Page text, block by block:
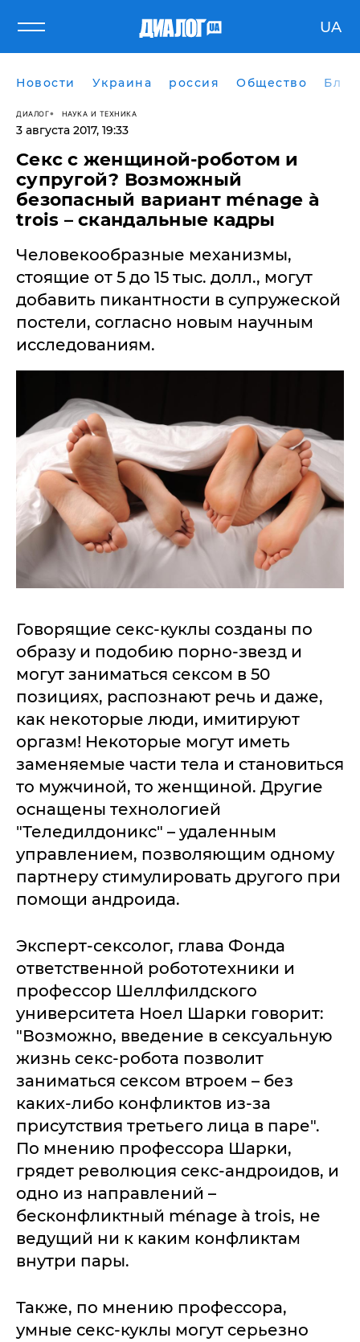
UA
Новости Украина россия Общество
ДИАЛОГ НАУКА И ТЕХНИКА
3 августа 2017, 19:33
Секс с женщиной-роботом и
супругой? Возможный
безопасный вариант ménage à
trois – скандальные кадры
Человекообразные механизмы,
стоящие от 5 до 15 тыс. долл., могут
добавить пикантности в супружеской
постели, согласно новым научным
исследованиям.
Говорящие секс-куклы созданы по
образу и подобию порно-звезд и
могут заниматься сексом в 50
позициях, распознают речь и даже,
как некоторые люди, имитируют
оргазм! Некоторые могут иметь
заменяемые части тела и становиться
то мужчиной, то женщиной. Другие
оснащены технологией
"Теледилдоникс" – удаленным
управлением, позволяющим одному
партнеру стимулировать другого при
помощи андроида.
Эксперт-сексолог, глава Фонда
ответственной робототехники и
профессор Шеллфилдского
университета Ноел Шарки говорит:
"Возможно, введение в сексуальную
жизнь секс-робота позволит
заниматься сексом втроем – без
каких-либо конфликтов из-за
присутствия третьего лица в паре".
По мнению профессора Шарки,
грядет революция секс-андроидов, и
одно из направлений –
бесконфликтный ménage à trois, не
ведущий ни к каким конфликтам
внутри пары.
Также, по мнению профессора,
умные секс-куклы могут серьезно